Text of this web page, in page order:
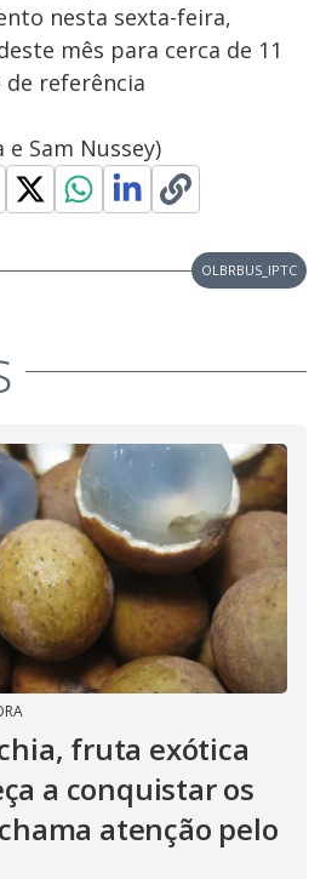
nesta sexta-feira,
mês para cerca de 11
referência
Sam Nussey)
OLBRBUS_IPTC
fruta exótica
a conquistar os
atenção pelo